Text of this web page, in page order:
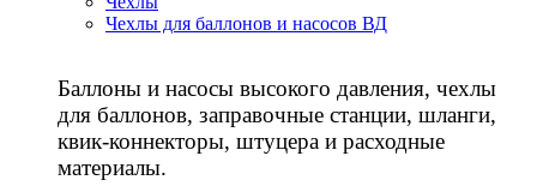
Чехлы для баллонов и насосов ВД
Баллоны и насосы высокого давления, чехлы
для баллонов, заправочные станции, шланги,
квик-коннекторы, штуцера и расходные
материалы.